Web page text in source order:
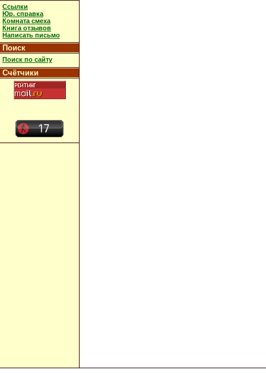
Ссылки
Юр. справка
Комната смеха
Книга отзывов
Написать письмо
Поиск
Поиск по сайту
Счётчики